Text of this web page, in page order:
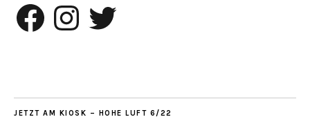
Facebook InstagramTwitter
JETZT AM KIOSK – HOHE LUFT 6/22